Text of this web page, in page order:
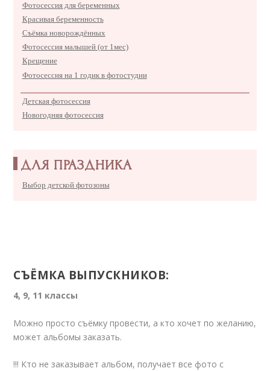
Фотосессия для беременных
Красивая беременность
Съёмка новорождённых
Фотосессия малышей (от 1мес)
Крещение
Фотосессия на 1 годик в фотостудии
Детская фотосессия
Новогодняя фотосессия
ДЛЯ ПРАЗДНИКА
Выбор детской фотозоны
СЪЁМКА ВЫПУСКНИКОВ:
4, 9, 11 классы
Можно просто съёмку провести, а кто хочет по желанию,
может альбомы заказать.
!!! Кто не заказывает альбом, получает все фото с